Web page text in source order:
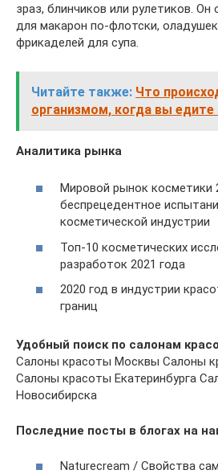
зраз, блинчиков или рулетиков.
для макарон по-флотски,
фрикаделей для супа.
Читайте также: Что
организмом, когда вы
Аналитика рынка
Мировой рынок косметики
беспрецедентное
косметической индустрии
Топ-10 косметических
разработок 2021 года
2020 год в индустрии
границ
Удобный поиск по салонам
Салоны красоты Москвы Салоны
Салоны красоты Екатеринбурга
Новосибирска
Последние посты в блогах на
Naturecream / Свойства